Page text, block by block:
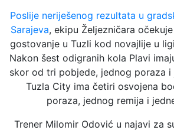
Poslije neriješenog rezultata u
Sarajeva, ekipu Željezničara
gostovanje u Tuzli kod novajlije u
Nakon šest odigranih kola Plavi
skor od tri pobjede, jednog poraza
Tuzla City ima četiri osvojena
poraza, jednog remija i
Trener Milomir Odović u najavi za